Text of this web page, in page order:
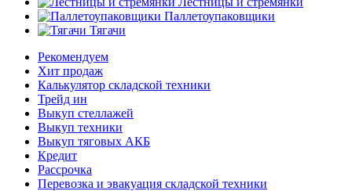
Паллетоупаковщики
Тягачи
Рекомендуем
Хит продаж
Калькулятор складской техники
Трейд ин
Выкуп стеллажей
Выкуп техники
Выкуп тяговых АКБ
Кредит
Рассрочка
Перевозка и эвакуация складской техники